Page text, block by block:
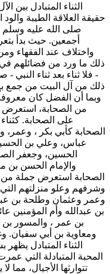
الثناء المتبادل بين
حقيقة العلاقة الطيبة
صلى الله عليه وسلم
أجمعين. حيث بدأ
واختلاف عند الفقهاء
ذلك ما ورد من فضائلهم
- فلا ثناء بعد ثناء النبي
ذلك من آل البيت من جمع
وبما أن الفضل كان
من الصحابة، استعرض
على الصحابة.
الصحابة كأبي بكر ، وعمر،
عباس، وعلي بن
الحسين، وجعفر
والإمام الحسن بن
الصحابة استعرض جملة من
وشرفهم وعلو منزلتهم
وعمر وعثمان وطلحة بن
بن عبدالله وأم المؤمنين
بن عمر ، والمسور بن
ومعاوية بن أبي سفيان.
الثناء المتبادل
المحبة المتبادلة التي
تتوارثها الأجيال،